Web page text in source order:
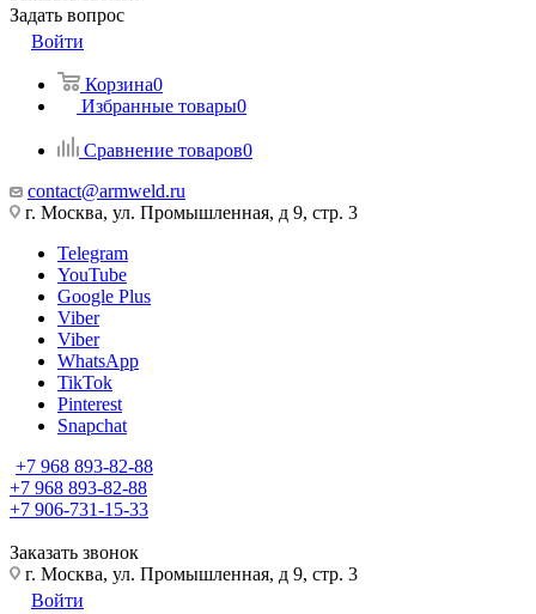
Задать вопрос
Войти
Корзина0
Избранные товары0
Сравнение товаров0
contact@armweld.ru
г. Москва, ул. Промышленная, д 9, стр. 3
Telegram
YouTube
Google Plus
Viber
Viber
WhatsApp
TikTok
Pinterest
Snapchat
+7 968 893-82-88
+7 968 893-82-88
+7 906-731-15-33
Заказать звонок
г. Москва, ул. Промышленная, д 9, стр. 3
Войти